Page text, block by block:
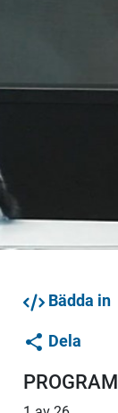
Bädda in
Dela
PROGRAM